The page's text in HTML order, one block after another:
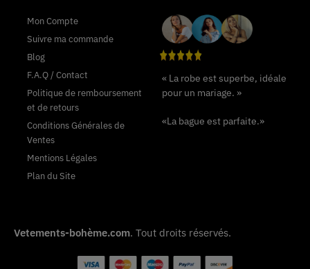
Mon Compte
Suivre ma commande
Blog
F.A.Q / Contact
Politique de remboursement
et de retours
Conditions Générales de
Ventes
Mentions Légales
Plan du Site
« La robe est superbe, idéale
pour un mariage. »
«La bague est parfaite.»
Vetements-bohème.com. Tout droits réservés.